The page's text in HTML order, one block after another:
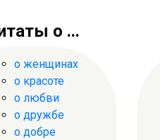
о ...
о женщинах
о красоте
о любви
о дружбе
о добре